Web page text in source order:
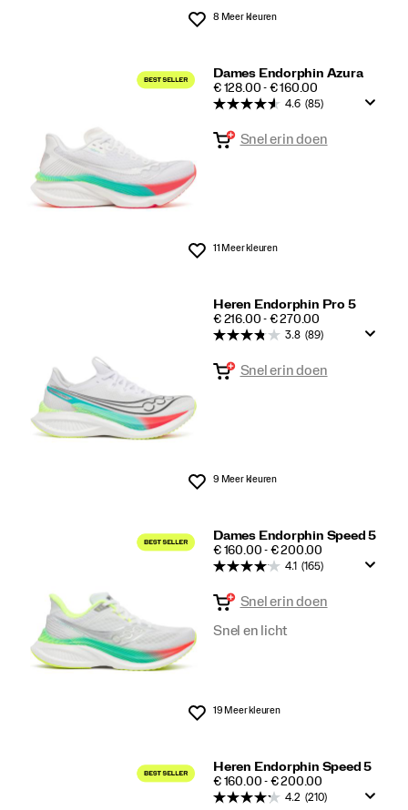
Wenslijst
8 Meer kleuren
Dames Endorphin Azura
PRICE
€ 128.00 - € 160.00
Wenslijst
4.6 (85)
Snel erin doen
11 Meer kleuren
Heren Endorphin Pro 5
PRICE
€ 216.00 - € 270.00
Wenslijst
3.8 (89)
Snel erin doen
9 Meer kleuren
Dames Endorphin Speed 5
PRICE
€ 160.00 - € 200.00
Wenslijst
4.1 (165)
Snel erin doen
Snel en licht
19 Meer kleuren
Heren Endorphin Speed 5
PRICE
€ 160.00 - € 200.00
4.2 (210)